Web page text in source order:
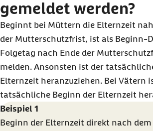
gemeldet werden?
Beginnt bei Müttern die Elternzeit
der Mutterschutzfrist, ist als Beginn-
Folgetag nach Ende der
melden. Ansonsten ist der
Elternzeit heranzuziehen. Bei Vätern
tatsächliche Beginn der Elternzeit
Beispiel 1
Beginn der Elternzeit direkt nach dem